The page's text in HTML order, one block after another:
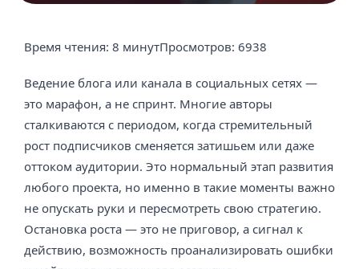
Время чтения: 8 минутПросмотров: 6938
Ведение блога или канала в социальных сетях —
это марафон, а не спринт. Многие авторы
сталкиваются с периодом, когда стремительный
рост подписчиков сменяется затишьем или даже
оттоком аудитории. Это нормальный этап развития
любого проекта, но именно в такие моменты важно
не опускать руки и пересмотреть свою стратегию.
Остановка роста — это не приговор, а сигнал к
действию, возможность проанализировать ошибки